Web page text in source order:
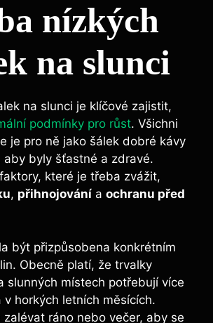
nízkých
na slunci
na slunci je klíčové zajistit,
podmínky pro růst. Všichni
je pro ně jako šálek dobré kávy
aby byly šťastné a zdravé.
které je třeba zvážit,
, přihnojování a ochranu před
být přizpůsobena konkrétním
Obecně platí, že trvalky
slunných místech potřebují více
v horkých letních měsících.
zalévat ráno nebo večer, aby se